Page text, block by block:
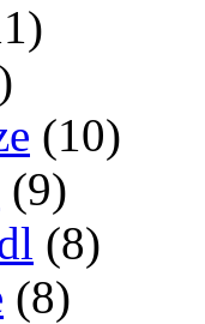
(10)
(9)
(8)
(8)